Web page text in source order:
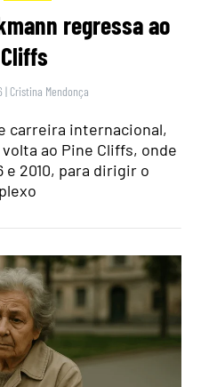
regressa ao
| Cristina Mendonça
carreira internacional,
ao Pine Cliffs, onde
2010, para dirigir o